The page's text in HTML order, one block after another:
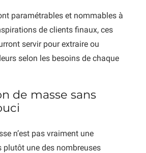
paramétrables et nommables à
de clients finaux, ces
servir pour extraire ou
selon les besoins de chaque
de masse sans
n’est pas vraiment une
une des nombreuses